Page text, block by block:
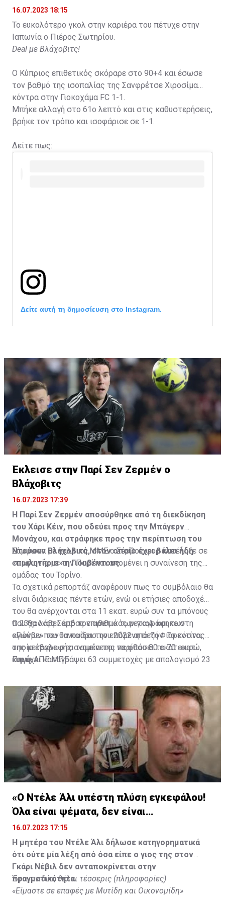
16.07.2023 18:15
Το ευκολότερο γκολ στην καριέρα του πέτυχε στην
Ιαπωνία ο Πιέρος Σωτηρίου.
Deal με Βλάχοβιτς!
Ο Κύπριος επιθετικός σκόραρε στο 90+4 και έσωσε
τον βαθμό της ισοπαλίας της Σανφρέτσε Χιροσίμα
κόντρα στην Γιοκοχάμα FC 1-1.
Μπήκε αλλαγή στο 61ο λεπτό και στις καθυστερήσεις,
βρήκε τον τρόπο και ισοφάρισε σε 1-1.
Δείτε πως:
Δείτε αυτή τη δημοσίευση στο Instagram.
Έκλεισε στην Παρί Σεν Ζερμέν ο
Βλάχοβιτς
16.07.2023 17:39
Η Παρί Σεν Ζερμέν αποσύρθηκε από τη διεκδίκηση
του Χάρι Κέιν, που οδεύει προς την Μπάγερν
Μονάχου, και στράφηκε προς την περίπτωση του
Ντούσαν Βλάχοβιτς, στον οποίο έχει βάλει ήδη
«πωλητήριο» η Γιουβέντους.
Σύμφωνα με γαλλικά ΜΜΕ ο Σέρβος φορ κατέληξε σε
συμφωνία με την Παρί και απομένει η συναίνεση της
ομάδας του Τορίνο.
Τα σχετικά ρεπορτάζ αναφέρουν πως το συμβόλαιο θα
είναι διάρκειας πέντε ετών, ενώ οι ετήσιες αποδοχές
του θα ανέρχονται στα 11 εκατ. ευρώ συν τα μπόνους
που θα λάβει από τον αριθμό των γκολ και των
αγώνων που θα παίξει την επόμενη σεζόν. Το κόστος
της μεταγραφής αναμένεται να φθάσει τα 70 εκατ.
ευρώ.
Ο 23χρονος Σέρβος επιθετικός μεταγράφηκε στη
«Γιούβε» τον Ιανουάριο του 2022 από τη Φιορεντίνα, η
οποία έβαλε στα ταμεία της περίπου 80 εκατ. ευρώ,
και έχει καταγράψει 63 συμμετοχές με απολογισμό 23
Πηγή: ΑΠΕ ΜΠΕ
«Ο Ντέλε Άλι υπέστη πλύση εγκεφάλου!
Όλα είναι ψέματα, δεν είναι
υιοθετημένος»
16.07.2023 17:15
Η μητέρα του Ντέλε Άλι δήλωσε κατηγορηματικά
ότι ούτε μία λέξη από όσα είπε ο γιος της στον
Γκάρι Νέβιλ δεν ανταποκρίνεται στην
πραγματικότητα.
Έφυγαν δύο, θέλει τέσσερις (πληροφορίες)
«Είμαστε σε επαφές με Μυτίδη και Οικονομίδη»